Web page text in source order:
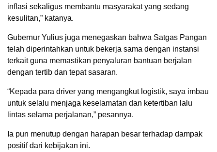
inflasi sekaligus membantu masyarakat yang sedang
kesulitan,” katanya.
Gubernur Yulius juga menegaskan bahwa Satgas Pangan
telah diperintahkan untuk bekerja sama dengan instansi
terkait guna memastikan penyaluran bantuan berjalan
dengan tertib dan tepat sasaran.
“Kepada para driver yang mengangkut logistik, saya imbau
untuk selalu menjaga keselamatan dan ketertiban lalu
lintas selama perjalanan,” pesannya.
Ia pun menutup dengan harapan besar terhadap dampak
positif dari kebijakan ini.